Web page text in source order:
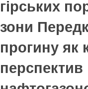
гірських
зони
прогину як
перспектив